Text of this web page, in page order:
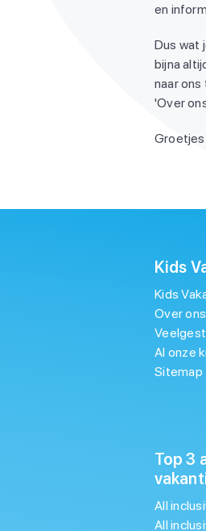
en
Dus wat
bijna
naar ons
'Over
Groetjes
Kids
Kids
Over ons
Al onze
Sitemap
Top 3
All
All